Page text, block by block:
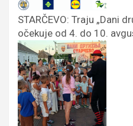
STARČEVO: Traju „Dani
očekuje od 4. do 10.